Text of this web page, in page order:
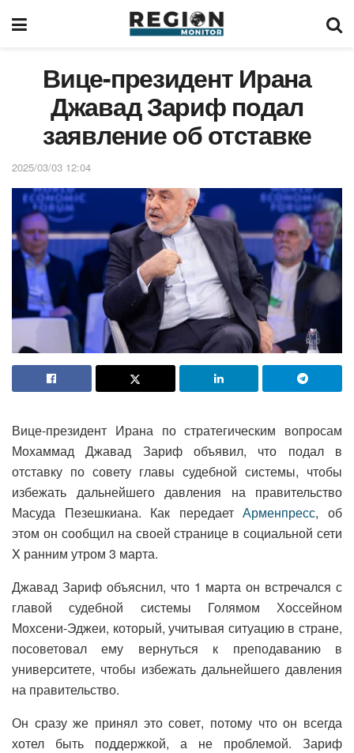
Вице-президент Ирана
Джавад Зариф подал
заявление об отставке
2025/03/03 12:04
Вице-президент Ирана по стратегическим вопросам
Мохаммад Джавад Зариф объявил, что подал в
отставку по совету главы судебной системы, чтобы
избежать дальнейшего давления на правительство
Масуда Пезешкиана. Как передаетАрменпресс, об
этом он сообщил на своей странице в социальной сети
X ранним утром 3 марта.
Джавад Зариф объяснил, что 1 марта он встречался с
главой судебной системы Голямом Хоссейном
Мохсени-Эджеи, который, учитывая ситуацию в стране,
посоветовал ему вернуться к преподаванию в
университете, чтобы избежать дальнейшего давления
на правительство.
Он сразу же принял это совет, потому что он всегда
хотел быть поддержкой, а не проблемой. Зариф